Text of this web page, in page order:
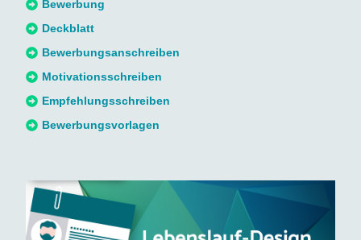
a
c
Bewerbung
Deckblatt
Bewerbungsanschreiben
Motivationsschreiben
Empfehlungsschreiben
Bewerbungsvorlagen